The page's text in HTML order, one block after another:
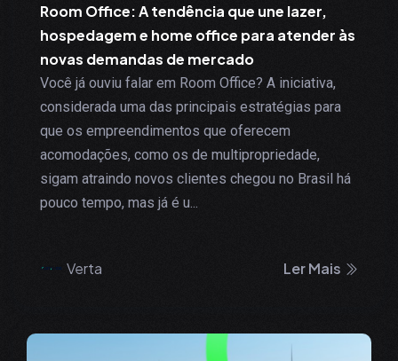
Room Office: A tendência que une lazer,
hospedagem e home office para atender às
novas demandas de mercado
Você já ouviu falar em Room Office? A iniciativa,
considerada uma das principais estratégias para
que os empreendimentos que oferecem
acomodações, como os de multipropriedade,
sigam atraindo novos clientes chegou no Brasil há
pouco tempo, mas já é u...
Verta Ler Mais